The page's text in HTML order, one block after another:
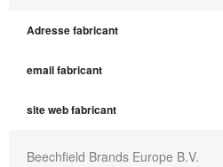
Adresse fabricant
email fabricant
site web fabricant
Beechfield Brands Europe B.V.